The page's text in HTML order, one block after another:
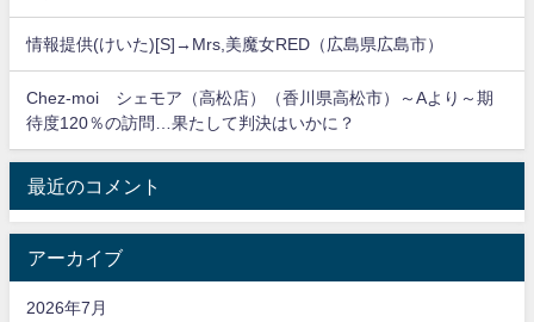
情報提供(けいた)[S]→Mrs,美魔女RED（広島県広島市）
Chez-moi シェモア（高松店）（香川県高松市）～Aより～期
待度120％の訪問…果たして判決はいかに？
最近のコメント
アーカイブ
2026年7月